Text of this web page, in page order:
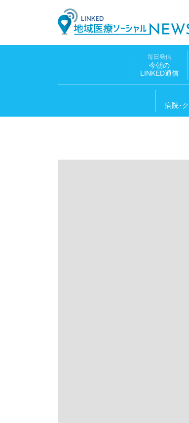
毎日発信
今朝の
LINKED通信
病院･